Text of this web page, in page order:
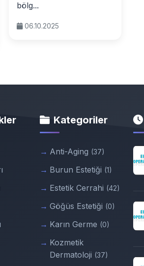
bölg...
06.10.2025
Kategoriler
Anti-Aging (37)
Burun Estetiği (1)
Estetik Cerrahi (42)
Göğüs Estetiği (0)
Karın Germe (0)
Kozmetik
Dermatoloji (37)